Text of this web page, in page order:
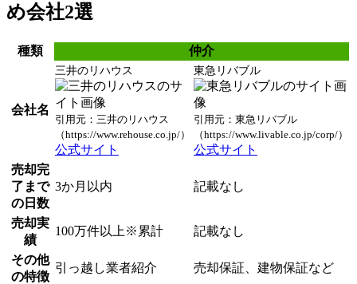
め会社2選
種類 仲介
会社名
三井のリハウス
引用元：三井のリハウス
（https://www.rehouse.co.jp/）
公式サイト
東急リバブル
引用元：東急リバブル
（https://www.livable.co.jp/corp/）
公式サイト
売却完
了まで
の日数
3か月以内 記載なし
売却実
績
100万件以上※累計 記載なし
その他
の特徴
引っ越し業者紹介 売却保証、建物保証など